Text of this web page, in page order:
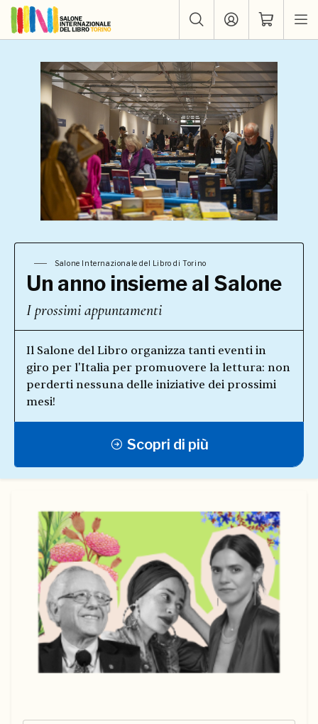
Salone Internazionale del Libro di Torino
Un anno insieme al Salone
I prossimi appuntamenti
Il Salone del Libro organizza tanti eventi in
giro per l'Italia per promuovere la lettura: non
perderti nessuna delle iniziative dei prossimi
mesi!
Scopri di più